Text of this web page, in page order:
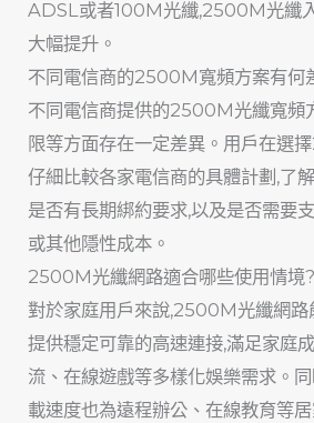
ADSL或者100M光纖,2500M光纖
大幅提升。
不同電信商的2500M寬頻方案有何
不同電信商提供的2500M光纖寬頻
限等方面存在一定差異。用戶在選
仔細比較各家電信商的具體計劃,了
是否有長期綁約要求,以及是否需要
或其他隱性成本。
2500M光纖網路適合哪些使用情境?
對於家庭用戶來說,2500M光纖網路
提供穩定可靠的高速連接,滿足家庭
流、在線遊戲等多樣化娛樂需求。
載速度也為遠程辦公、在線教育等